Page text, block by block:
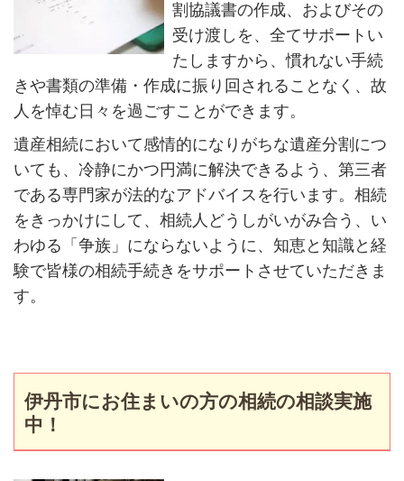
割協議書の作成、およびその
受け渡しを、全てサポートい
たしますから、慣れない手続
きや書類の準備・作成に振り回されることなく、故
人を悼む日々を過ごすことができます。
遺産相続において感情的になりがちな遺産分割につ
いても、冷静にかつ円満に解決できるよう、第三者
である専門家が法的なアドバイスを行います。相続
をきっかけにして、相続人どうしがいがみ合う、い
わゆる「争族」にならないように、知恵と知識と経
験で皆様の相続手続きをサポートさせていただきま
す。
伊丹市にお住まいの方の相続の相談実施
中！